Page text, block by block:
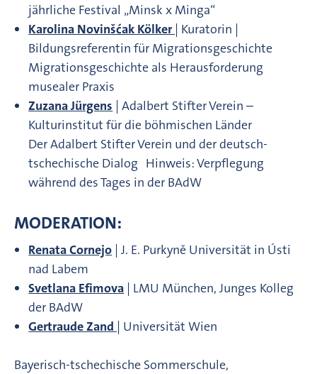
jährliche Festival „Minsk x Minga“
Karolina Novinšćak Kölker | Kuratorin |
Bildungsreferentin für Migrationsgeschichte
Migrationsgeschichte als Herausforderung
musealer Praxis
Zuzana Jürgens | Adalbert Stifter Verein –
Kulturinstitut für die böhmischen Länder
Der Adalbert Stifter Verein und der deutsch-
tschechische Dialog Hinweis: Verpflegung
während des Tages in der BAdW
MODERATION:
Renata Cornejo | J. E. Purkyně Universität in Ústi
nad Labem
Svetlana Efimova | LMU München, Junges Kolleg
der BAdW
Gertraude Zand | Universität Wien
Bayerisch-tschechische Sommerschule,